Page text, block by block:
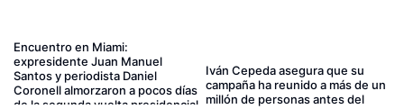
Encuentro en Miami:
expresidente Juan Manuel
Santos y periodista Daniel
Coronell almorzaron a pocos días
de la segunda vuelta presidencial
Iván Cepeda asegura que su
campaña ha reunido a más de un
millón de personas antes del